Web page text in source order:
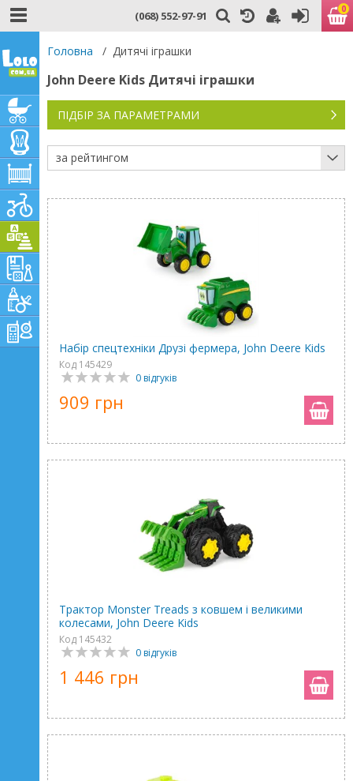
(068) 552-97-91 0
Головна / Дитячі іграшки
John Deere Kids Дитячі іграшки
ПІДБІР ЗА ПАРАМЕТРАМИ
за рейтингом
Набір спецтехніки Друзі фермера, John Deere Kids
Код 145429
0 відгуків
909 грн
Трактор Monster Treads з ковшем і великими
колесами, John Deere Kids
Код 145432
0 відгуків
1 446 грн